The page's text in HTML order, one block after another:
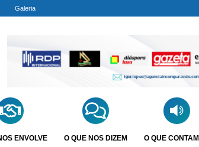
Galeria
ENVOLVE O QUE NOS DIZEM O QUE